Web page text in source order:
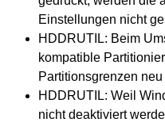
Einstellungen nicht
HDDRUTIL: Beim
kompatible
Partitionsgrenzen
HDDRUTIL: Weil
nicht deaktiviert